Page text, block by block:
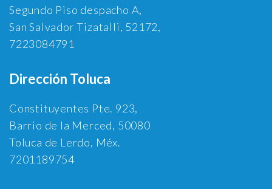
Segundo Piso despacho A,
San Salvador Tizatalli, 52172,
7223084791
Dirección Toluca
Constituyentes Pte. 923,
Barrio de la Merced, 50080
Toluca de Lerdo, Méx.
7201189754